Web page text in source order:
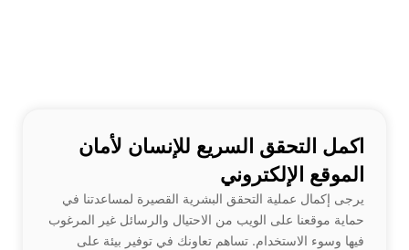
اكمل التحقق السريع للإنسان لأمان
الموقع الإلكتروني
يرجى إكمال عملية التحقق البشرية القصيرة لمساعدتنا في
حماية موقعنا على الويب من الاحتيال والرسائل غير المرغوب
فيها وسوء الاستخدام. تساهم تعاونك في توفير بيئة على